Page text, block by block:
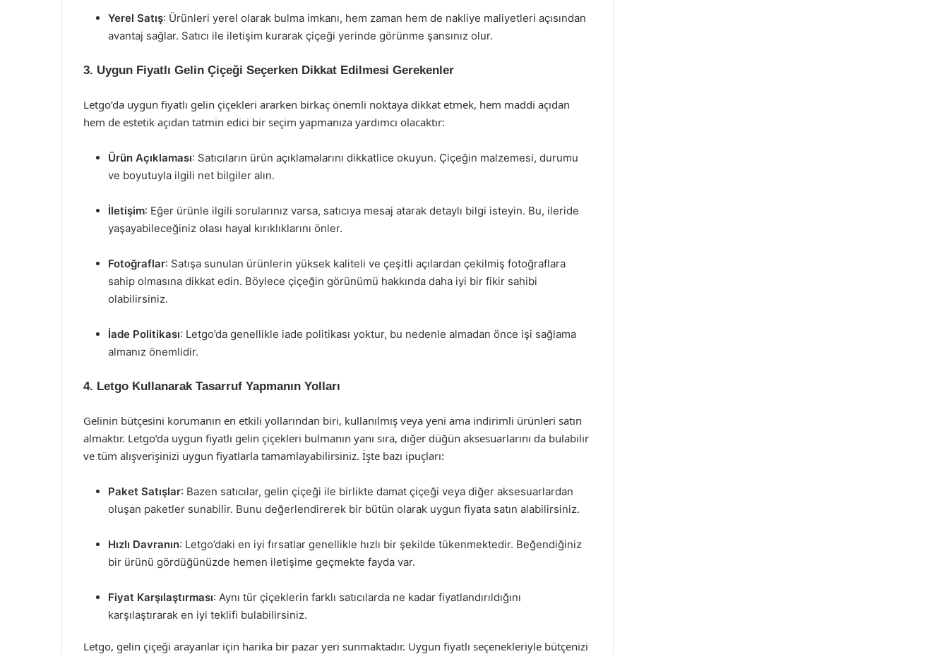
Yerel Satış: Ürünleri yerel olarak bulma imkanı, hem zaman hem de nakliye maliyetleri açısından
avantaj sağlar. Satıcı ile iletişim kurarak çiçeği yerinde görünme şansınız olur.
3. Uygun Fiyatlı Gelin Çiçeği Seçerken Dikkat Edilmesi Gerekenler
Letgo’da uygun fiyatlı gelin çiçekleri ararken birkaç önemli noktaya dikkat etmek, hem maddi açıdan
hem de estetik açıdan tatmin edici bir seçim yapmanıza yardımcı olacaktır:
Ürün Açıklaması: Satıcıların ürün açıklamalarını dikkatlice okuyun. Çiçeğin malzemesi, durumu
ve boyutuyla ilgili net bilgiler alın.
İletişim: Eğer ürünle ilgili sorularınız varsa, satıcıya mesaj atarak detaylı bilgi isteyin. Bu, ileride
yaşayabileceğiniz olası hayal kırıklıklarını önler.
Fotoğraflar: Satışa sunulan ürünlerin yüksek kaliteli ve çeşitli açılardan çekilmiş fotoğraflara
sahip olmasına dikkat edin. Böylece çiçeğin görünümü hakkında daha iyi bir fikir sahibi
olabilirsiniz.
İade Politikası: Letgo’da genellikle iade politikası yoktur, bu nedenle almadan önce işi sağlama
almanız önemlidir.
4. Letgo Kullanarak Tasarruf Yapmanın Yolları
Gelinin bütçesini korumanın en etkili yollarından biri, kullanılmış veya yeni ama indirimli ürünleri satın
almaktır. Letgo’da uygun fiyatlı gelin çiçekleri bulmanın yanı sıra, diğer düğün aksesuarlarını da bulabilir
ve tüm alışverişinizi uygun fiyatlarla tamamlayabilirsiniz. İşte bazı ipuçları:
Paket Satışlar: Bazen satıcılar, gelin çiçeği ile birlikte damat çiçeği veya diğer aksesuarlardan
oluşan paketler sunabilir. Bunu değerlendirerek bir bütün olarak uygun fiyata satın alabilirsiniz.
Hızlı Davranın: Letgo’daki en iyi fırsatlar genellikle hızlı bir şekilde tükenmektedir. Beğendiğiniz
bir ürünü gördüğünüzde hemen iletişime geçmekte fayda var.
Fiyat Karşılaştırması: Aynı tür çiçeklerin farklı satıcılarda ne kadar fiyatlandırıldığını
karşılaştırarak en iyi teklifi bulabilirsiniz.
Letgo, gelin çiçeği arayanlar için harika bir pazar yeri sunmaktadır. Uygun fiyatlı seçenekleriyle bütçenizi